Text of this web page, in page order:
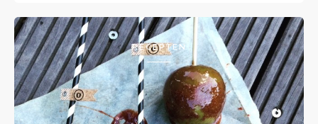
RECEPTEN